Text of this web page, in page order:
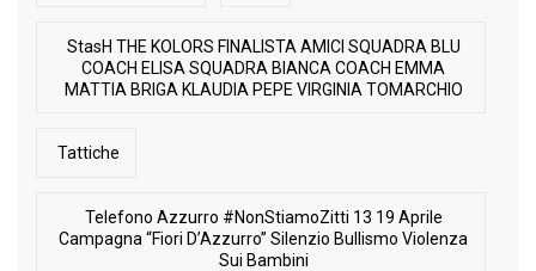
StasH THE KOLORS FINALISTA AMICI SQUADRA BLU
COACH ELISA SQUADRA BIANCA COACH EMMA
MATTIA BRIGA KLAUDIA PEPE VIRGINIA TOMARCHIO
Tattiche
Telefono Azzurro #NonStiamoZitti 13 19 Aprile
Campagna “Fiori D’Azzurro” Silenzio Bullismo Violenza
Sui Bambini